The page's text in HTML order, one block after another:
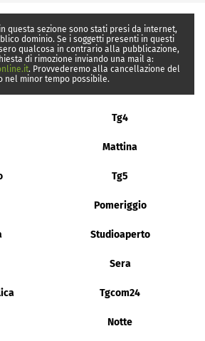
questa sezione sono stati presi da internet,
dominio. Se i soggetti presenti in questi
qualcosa in contrario alla pubblicazione,
di rimozione inviando una mail a:
. Provvederemo alla cancellazione del
nel minor tempo possibile.
Tg4
Mattina
Tg5
Pomeriggio
Studioaperto
Sera
Tgcom24
Notte